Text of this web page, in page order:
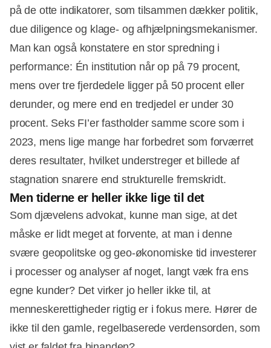
på de otte indikatorer, som tilsammen dækker politik,
due diligence og klage‑ og afhjælpningsmekanismer.
Man kan også konstatere en stor spredning i
performance: Én institution når op på 79 procent,
mens over tre fjerdedele ligger på 50 procent eller
derunder, og mere end en tredjedel er under 30
procent. Seks FI’er fastholder samme score som i
2023, mens lige mange har forbedret som forværret
deres resultater, hvilket understreger et billede af
stagnation snarere end strukturelle fremskridt.
Men tiderne er heller ikke lige til det
Som djævelens advokat, kunne man sige, at det
måske er lidt meget at forvente, at man i denne
svære geopolitske og geo-økonomiske tid investerer
i processer og analyser af noget, langt væk fra ens
egne kunder? Det virker jo heller ikke til, at
menneskerettigheder rigtig er i fokus mere. Hører de
ikke til den gamle, regelbaserede verdensorden, som